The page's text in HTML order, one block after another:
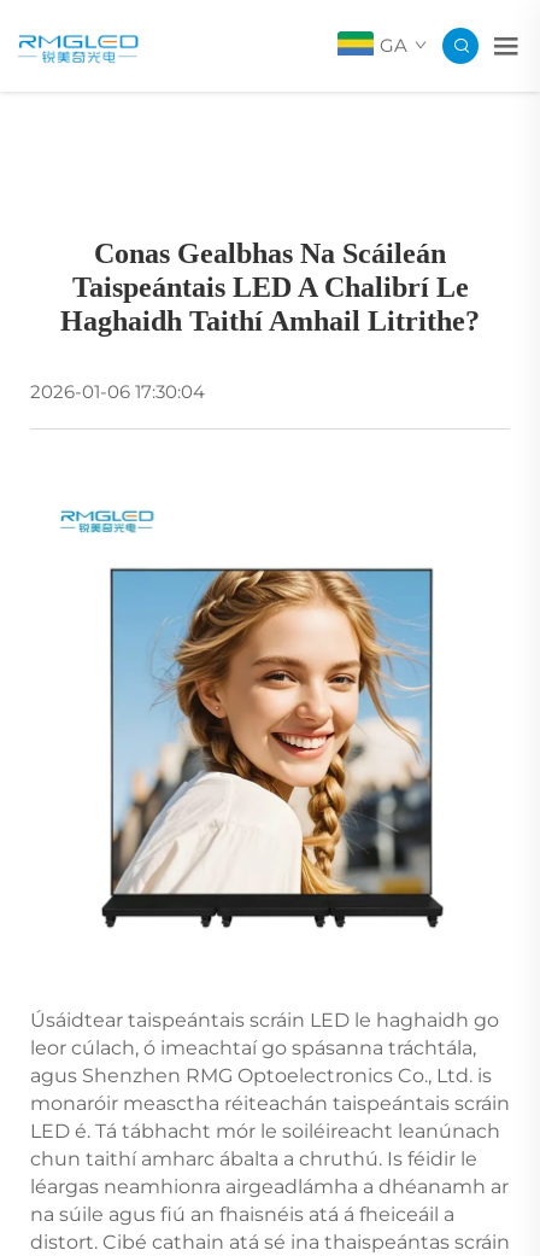
GA
Conas Gealbhas Na Scáileán
Taispeántais LED A Chalibrí Le
Haghaidh Taithí Amhail Litrithe?
2026-01-06 17:30:04
Úsáidtear taispeántais scráin LED le haghaidh go
leor cúlach, ó imeachtaí go spásanna tráchtála,
agus Shenzhen RMG Optoelectronics Co., Ltd. is
monaróir measctha réiteachán taispeántais scráin
LED é. Tá tábhacht mór le soiléireacht leanúnach
chun taithí amharc ábalta a chruthú. Is féidir le
léargas neamhionra airgeadlámha a dhéanamh ar
na súile agus fiú an fhaisnéis atá á fheiceáil a
distort. Cibé cathain atá sé ina thaispeántas scráin